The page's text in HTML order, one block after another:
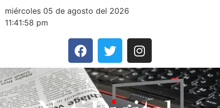
miércoles 05 de agosto del 2026
11:41:58 pm